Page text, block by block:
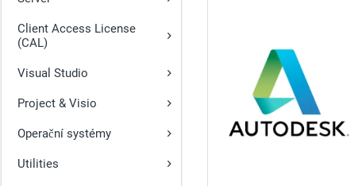
Client Access License
(CAL)
Visual Studio
Project & Visio
Operační systémy
Utilities